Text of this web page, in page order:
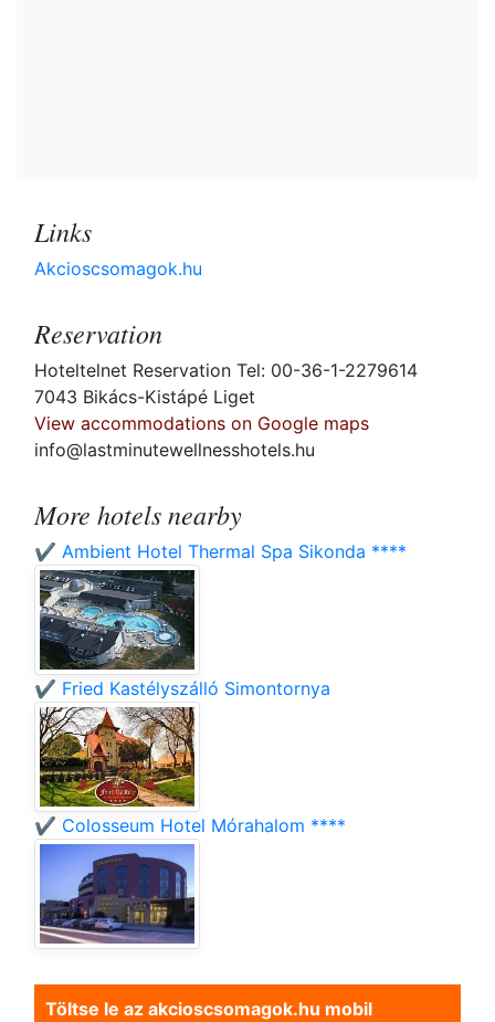
Links
Akcioscsomagok.hu
Reservation
Hoteltelnet Reservation Tel: 00-36-1-2279614
7043 Bikács-Kistápé Liget
View accommodations on Google maps
info@lastminutewellnesshotels.hu
More hotels nearby
✔️ Ambient Hotel Thermal Spa Sikonda ****
✔️ Fried Kastélyszálló Simontornya
✔️ Colosseum Hotel Mórahalom ****
Töltse le az akcioscsomagok.hu mobil